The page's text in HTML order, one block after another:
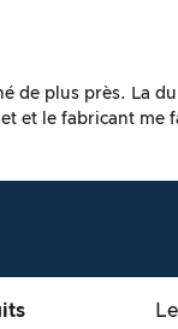
de plus près.
et le fabricant